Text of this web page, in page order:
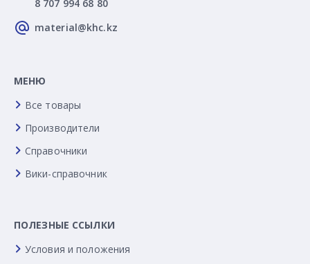
8 707 994 68 80
material@khc.kz
МЕНЮ
Все товары
Производители
Справочники
Вики-справочник
ПОЛЕЗНЫЕ ССЫЛКИ
Условия и положения